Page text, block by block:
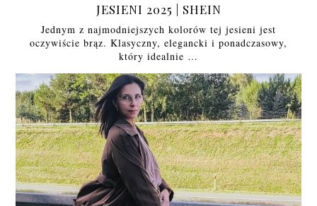
JESIENI 2025 | SHEIN
Jednym z najmodniejszych kolorów tej jesieni jest
oczywiście brąz. Klasyczny, elegancki i ponadczasowy,
który idealnie …